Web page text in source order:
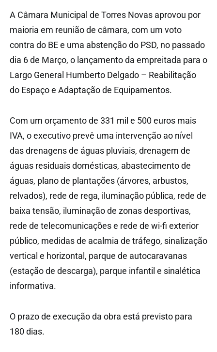
A Câmara Municipal de Torres Novas aprovou por
maioria em reunião de câmara, com um voto
contra do BE e uma abstenção do PSD, no passado
dia 6 de Março, o lançamento da empreitada para o
Largo General Humberto Delgado – Reabilitação
do Espaço e Adaptação de Equipamentos.
Com um orçamento de 331 mil e 500 euros mais
IVA, o executivo prevê uma intervenção ao nível
das drenagens de águas pluviais, drenagem de
águas residuais domésticas, abastecimento de
águas, plano de plantações (árvores, arbustos,
relvados), rede de rega, iluminação pública, rede de
baixa tensão, iluminação de zonas desportivas,
rede de telecomunicações e rede de wi-fi exterior
público, medidas de acalmia de tráfego, sinalização
vertical e horizontal, parque de autocaravanas
(estação de descarga), parque infantil e sinalética
informativa.
O prazo de execução da obra está previsto para
180 dias.